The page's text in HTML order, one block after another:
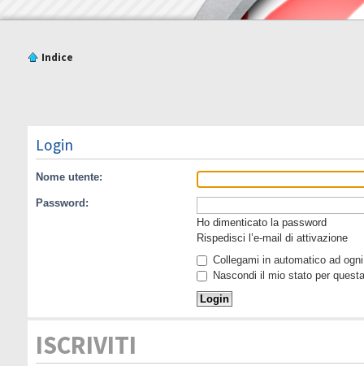
Indice
Login
Nome utente:
Password:
Ho dimenticato la password
Rispedisci l’e-mail di attivazione
Collegami in automatico ad
Nascondi il mio stato per
ISCRIVITI